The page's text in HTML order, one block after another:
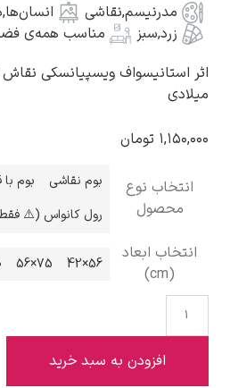
کامی پیسارو
نقاشی انسان‌ها,دوشیزگان
مناسب همه‌ی فضاها
افقی
بوم نقاشی
بوم با قاب چوبی
رول کانواس (⚠️ فقط چاپ)
75×56
100×75
133×100
به سبد خرید